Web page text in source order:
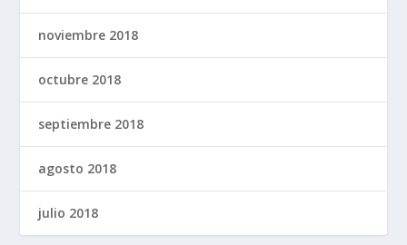
noviembre 2018
octubre 2018
septiembre 2018
agosto 2018
julio 2018